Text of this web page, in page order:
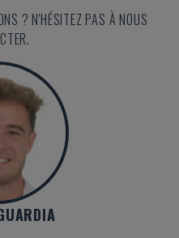
? N'HÉSITEZ PAS À NOUS